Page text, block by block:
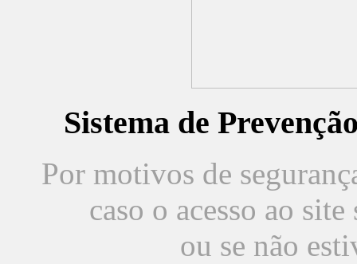
Sistema de
Por motivos de
caso o acesso ao
ou se não